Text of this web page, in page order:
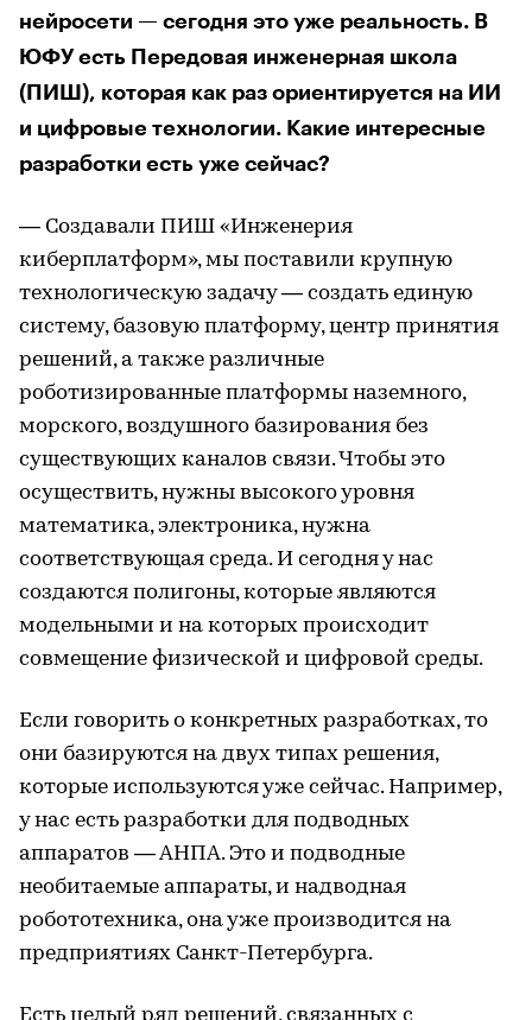
нейросети — сегодня это уже реальность. В
ЮФУ есть Передовая инженерная школа
(ПИШ), которая как раз ориентируется на ИИ
и цифровые технологии. Какие интересные
разработки есть уже сейчас?
— Создавали ПИШ «Инженерия
киберплатформ», мы поставили крупную
технологическую задачу — создать единую
систему, базовую платформу, центр принятия
решений, а также различные
роботизированные платформы наземного,
морского, воздушного базирования без
существующих каналов связи. Чтобы это
осуществить, нужны высокого уровня
математика, электроника, нужна
соответствующая среда. И сегодня у нас
создаются полигоны, которые являются
модельными и на которых происходит
совмещение физической и цифровой среды.
Если говорить о конкретных разработках, то
они базируются на двух типах решения,
которые используются уже сейчас. Например,
у нас есть разработки для подводных
аппаратов — АНПА. Это и подводные
необитаемые аппараты, и надводная
робототехника, она уже производится на
предприятиях Санкт-Петербурга.